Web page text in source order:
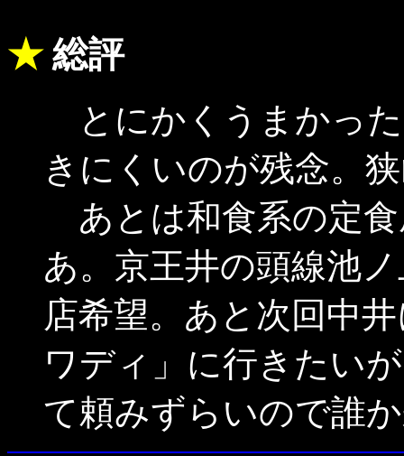
★総評
とにかくうまかっ
きにくいのが残念。
あとは和食系の定
あ。京王井の頭線池
店希望。あと次回中
ワディ」に行きたい
て頼みずらいので誰